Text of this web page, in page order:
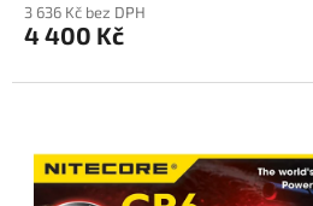
3 636 Kč bez DPH
4 400 Kč